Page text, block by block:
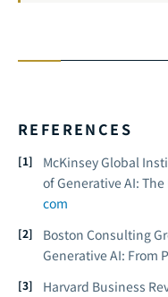
REFERENCES
McKinsey Global
of Generative AI:
com
Boston Consulting
Generative AI: From
Harvard Business